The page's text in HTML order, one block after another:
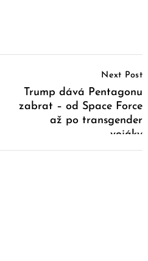
Next Post
Trump dává Pentagonu
zabrat – od Space Force
až po transgender
vojáky